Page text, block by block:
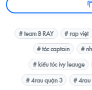
# team B RAY # rap việt
# tóc captain
#
# kiểu tóc ivy leauge
# 4rau quận 3
# 4rau